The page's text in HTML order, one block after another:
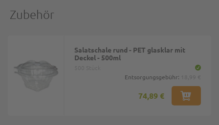
Zubehör
Salatschale rund - PET glasklar mit
Deckel - 500ml
Entsorgungsgebühr:
74,89 €